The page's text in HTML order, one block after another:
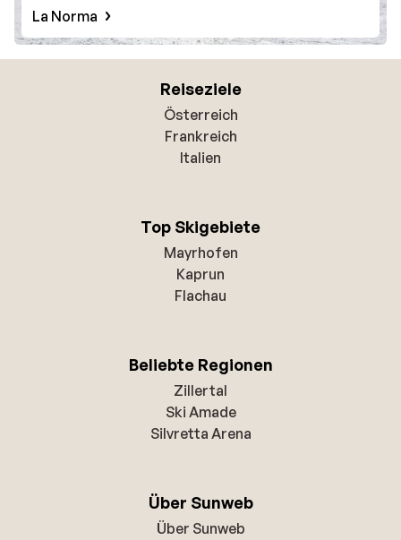
La Norma
Reiseziele
Österreich
Frankreich
Italien
Top Skigebiete
Mayrhofen
Kaprun
Flachau
Beliebte Regionen
Zillertal
Ski Amade
Silvretta Arena
Über Sunweb
Über Sunweb